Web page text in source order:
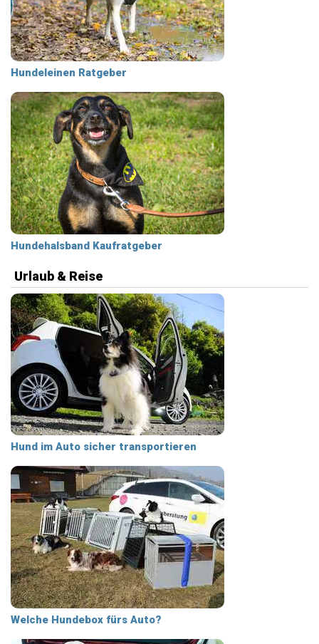
Hundeleinen Ratgeber
Hundehalsband Kaufratgeber
Urlaub & Reise
Hund im Auto sicher transportieren
Welche Hundebox fürs Auto?